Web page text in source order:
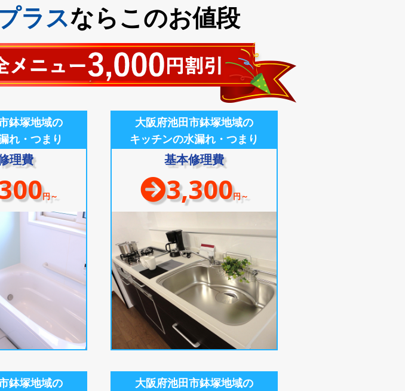
ラスならこのお値段
鉢塚地域の
れ・つまり
理費
円～
大阪府池田市鉢塚地域の
キッチンの水漏れ・つまり
基本修理費
3,300円～
鉢塚地域の
大阪府池田市鉢塚地域の